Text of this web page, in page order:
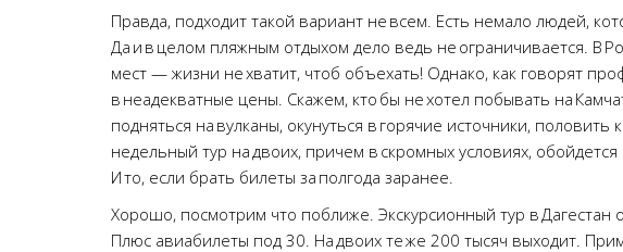
Правда, подходит такой вариант не всем. Есть немало людей,
Да и в целом пляжным отдыхом дело ведь не ограничивается. В
мест — жизни не хватит, чтоб объехать! Однако, как говорят
в неадекватные цены. Скажем, кто бы не хотел побывать на
подняться на вулканы, окунуться в горячие источники, половить
недельный тур на двоих, причем в скромных условиях,
И то, если брать билеты за полгода заранее.
Хорошо, посмотрим что поближе. Экскурсионный тур в Дагестан
Плюс авиабилеты под 30. На двоих те же 200 тысяч выходит.